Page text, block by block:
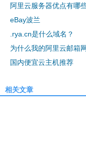
阿里云服务器优点有哪
eBay波兰
.rya.cn是什么域名？
为什么我的阿里云邮箱
国内便宜云主机推荐
相关文章